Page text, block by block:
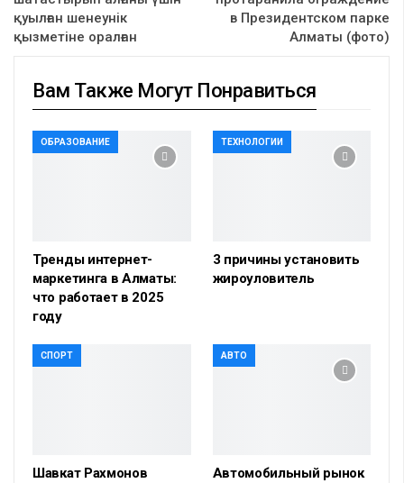
қуылған шенеунік
қызметіне оралған
в Президентском парке
Алматы (фото)
Вам Также Могут Понравиться
ОБРАЗОВАНИЕ
Тренды интернет-
маркетинга в Алматы:
что работает в 2025
году
ТЕХНОЛОГИИ
3 причины установить
жироуловитель
СПОРТ
Шавкат Рахмонов
АВТО
Автомобильный рынок